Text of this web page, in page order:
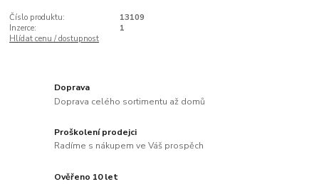
Číslo produktu:
13109
Inzerce:
1
Hlídat cenu / dostupnost
Doprava
Doprava celého sortimentu až domů
Proškolení prodejci
Radíme s nákupem ve Váš prospěch
Ověřeno 10 let